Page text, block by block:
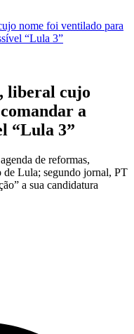
nome foi ventilado para
“Lula 3”
liberal cujo
a
“Lula 3”
de reformas,
de Lula; segundo jornal, PT
a sua candidatura